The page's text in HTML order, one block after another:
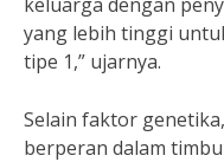
yang lebih tinggi
tipe 1,” ujarnya.
Selain faktor
berperan dalam